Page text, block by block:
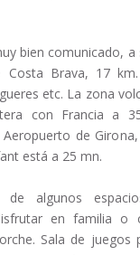
bien comunicado,
Costa Brava, 17
etc. La zona
con Francia a
de
está a 25 mn.
de algunos
en familia o
Sala de juegos